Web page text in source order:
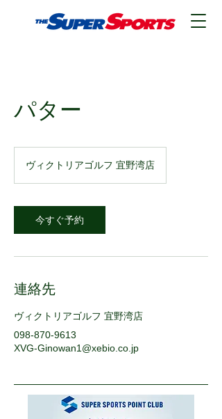
パター
ヴィクトリアゴルフ 宜野湾店
今すぐ予約
連絡先
ヴィクトリアゴルフ 宜野湾店
098-870-9613
XVG-Ginowan1@xebio.co.jp